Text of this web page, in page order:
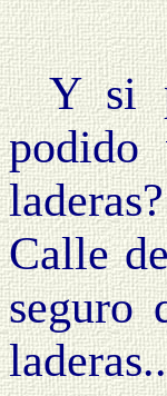
Y si
podido
Calle
seguro